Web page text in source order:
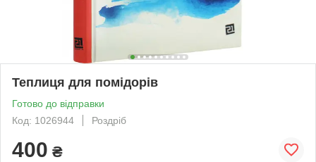
Теплиця для помідорів
Готово до відправки
Код: 1026944
Роздріб
400 ₴